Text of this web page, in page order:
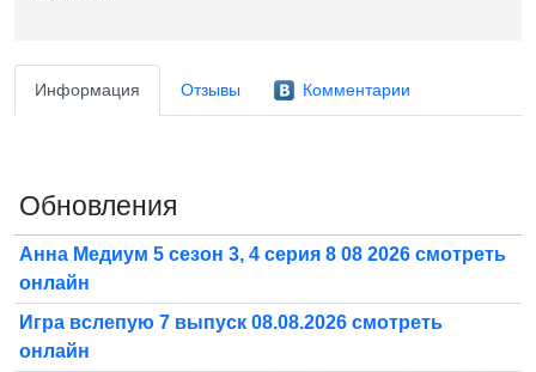
Информация Отзывы Комментарии
Обновления
Анна Медиум 5 сезон 3, 4 серия 8 08 2026 смотреть
онлайн
Игра вслепую 7 выпуск 08.08.2026 смотреть
онлайн